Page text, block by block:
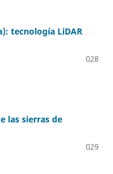
tecnología LiDAR
028
las sierras de
029